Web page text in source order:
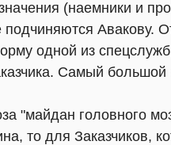
(наемники и
подчиняются Авакову.
одной из
Самый большой
"майдан головного
то для Заказчиков,